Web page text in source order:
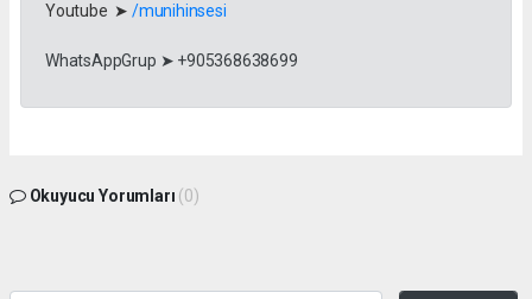
Youtube ➤ /munihinsesi
WhatsAppGrup ➤ +905368638699
Okuyucu Yorumları (0)